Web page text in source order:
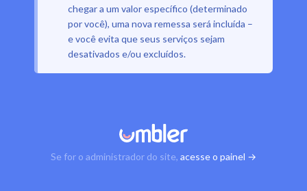
chegar a um valor específico (determinado
por você), uma nova remessa será incluída –
e você evita que seus serviços sejam
desativados e/ou excluídos.
Se for o administrador do site, acesse o painel →